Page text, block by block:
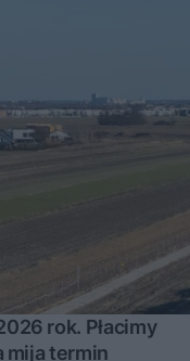
rok. Płacimy
mija termin